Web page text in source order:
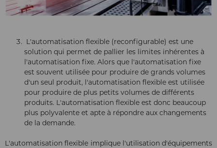
L'automatisation flexible (reconfigurable) est une
solution qui permet de pallier les limites inhérentes à
l'automatisation fixe. Alors que l'automatisation fixe
est souvent utilisée pour produire de grands volumes
d'un seul produit, l'automatisation flexible est utilisée
pour produire de plus petits volumes de différents
produits. L'automatisation flexible est donc beaucoup
plus polyvalente et apte à répondre aux changements
de la demande.
L'automatisation flexible implique l'utilisation d'équipements